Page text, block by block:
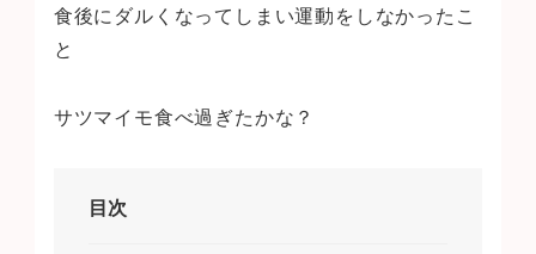
食後にダルくなってしまい運動をしなかったこ
と
サツマイモ食べ過ぎたかな？
目次